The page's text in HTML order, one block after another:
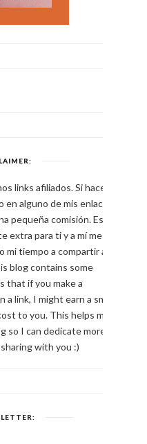
links afiliados. Si haces
alguno de mis enlaces,
pequeña comisión. Esto
extra para ti y a mí me
tiempo a compartir a
blog contains some
that if you make a
link, I might earn a small
to you. This helps me
so I can dedicate more
with you :)